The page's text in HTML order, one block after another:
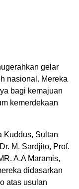
gelar
nasional. Mereka
bagi kemajuan
kemerdekaan
Kuddus, Sultan
M. Sardjito, Prof.
A.A Maramis,
didasarkan
atas usulan